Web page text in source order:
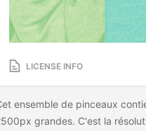
LICENSE INFO
ensemble de pinceaux
grandes. C'est la